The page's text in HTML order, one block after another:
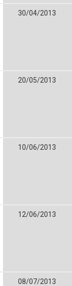
30/04/2013
20/05/2013
10/06/2013
12/06/2013
08/07/2013